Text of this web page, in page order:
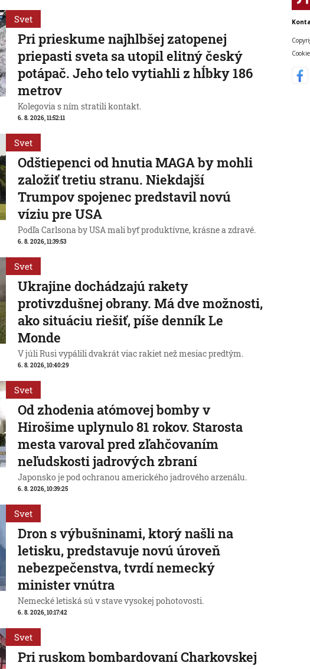
Svet
Pri prieskume najhlbšej zatopenej
priepasti sveta sa utopil elitný český
potápač. Jeho telo vytiahli z hĺbky 186
metrov
Kolegovia s ním stratili kontakt.
6. 8. 2026, 11:52:11
Svet
Odštiepenci od hnutia MAGA by mohli
založiť tretiu stranu. Niekdajší
Trumpov spojenec predstavil novú
víziu pre USA
Podľa Carlsona by USA mali byť produktívne, krásne a zdravé.
6. 8. 2026, 11:39:53
Svet
Ukrajine dochádzajú rakety
protivzdušnej obrany. Má dve možnosti,
ako situáciu riešiť, píše denník Le
Monde
V júli Rusi vypálili dvakrát viac rakiet než mesiac predtým.
6. 8. 2026, 10:40:29
Svet
Od zhodenia atómovej bomby v
Hirošime uplynulo 81 rokov. Starosta
mesta varoval pred zľahčovaním
neľudskosti jadrových zbraní
Japonsko je pod ochranou amerického jadrového arzenálu.
6. 8. 2026, 10:39:25
Svet
Dron s výbušninami, ktorý našli na
letisku, predstavuje novú úroveň
nebezpečenstva, tvrdí nemecký
minister vnútra
Nemecké letiská sú v stave vysokej pohotovosti.
6. 8. 2026, 10:17:42
Svet
Pri ruskom bombardovaní Charkovskej